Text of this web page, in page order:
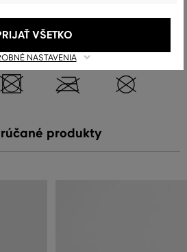
ŽEHLENIE
produkty
NASTAVENIA
VŠETKO